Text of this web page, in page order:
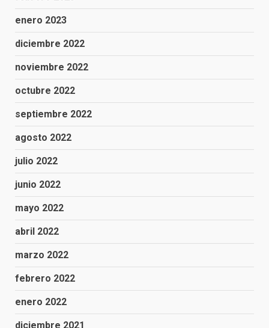
enero 2023
diciembre 2022
noviembre 2022
octubre 2022
septiembre 2022
agosto 2022
julio 2022
junio 2022
mayo 2022
abril 2022
marzo 2022
febrero 2022
enero 2022
diciembre 2021